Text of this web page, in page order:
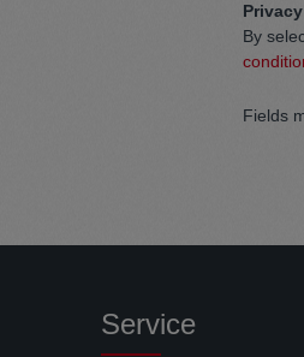
Privacy
By
Fields
Service